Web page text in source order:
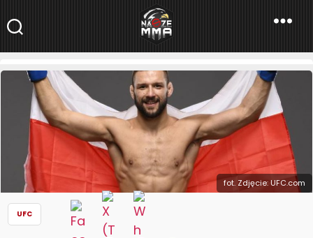
NaszeMMA
NaszeMMA.pl»Aktualności»Świat»UFC»Już niemal oficjalnie:
Gamrot zawalczy w czerwcu!
fot. Zdjęcie: UFC.com
UFC